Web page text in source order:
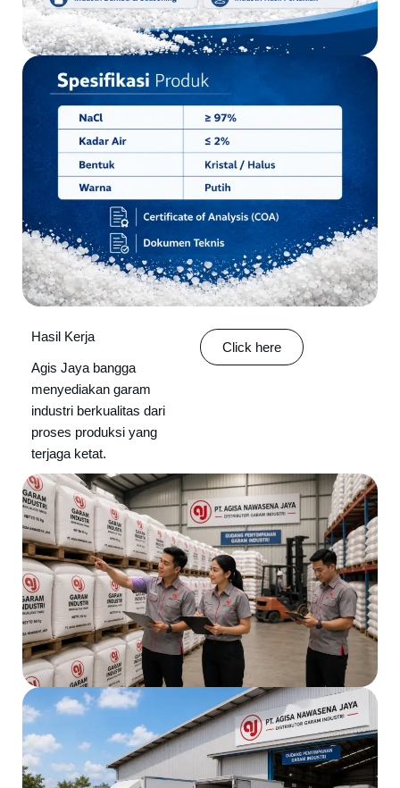
Hasil Kerja
Agis Jaya bangga
menyediakan garam
industri berkualitas dari
proses produksi yang
terjaga ketat.
Click here